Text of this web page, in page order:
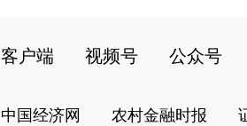
客户端 视频号 公众号
中国经济网 农村金融时报